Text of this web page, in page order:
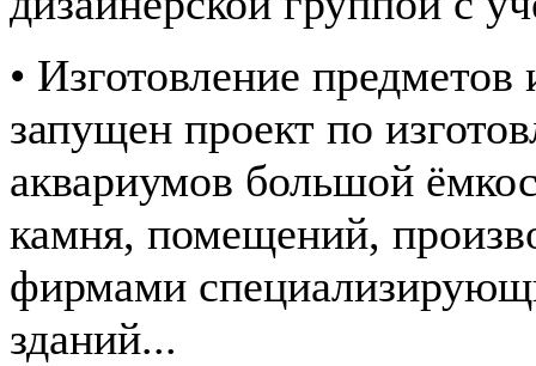
• Изготовление
запущен проект по
аквариумов большой
камня, помещений,
фирмами
зданий...